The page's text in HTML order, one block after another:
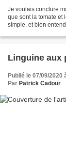
Je voulais conclure
que sont la tomate et
simple, et bien
Linguine aux
Publié le 07/09/2020
Par Patrick Cadour